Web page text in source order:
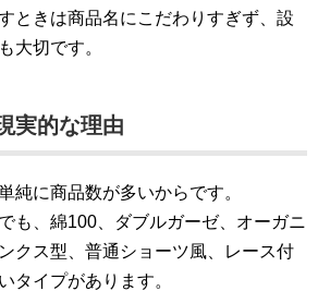
ときは商品名にこだわりすぎず、設
大切です。
実的な理由
純に商品数が多いからです。
も、綿100、ダブルガーゼ、オーガニ
クス型、普通ショーツ風、レース付
タイプがあります。